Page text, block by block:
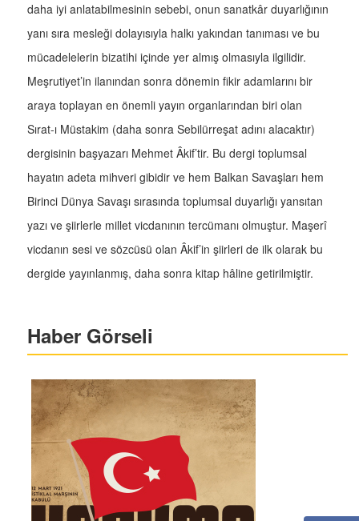
daha iyi anlatabilmesinin sebebi, onun sanatkâr duyarlığının
yanı sıra mesleği dolayısıyla halkı yakından tanıması ve bu
mücadelelerin bizatihi içinde yer almış olmasıyla ilgilidir.
Meşrutiyet’in ilanından sonra dönemin fikir adamlarını bir
araya toplayan en önemli yayın organlarından biri olan
Sırat-ı Müstakim (daha sonra Sebilürreşat adını alacaktır)
dergisinin başyazarı Mehmet Âkif’tir. Bu dergi toplumsal
hayatın adeta mihveri gibidir ve hem Balkan Savaşları hem
Birinci Dünya Savaşı sırasında toplumsal duyarlığı yansıtan
yazı ve şiirlerle millet vicdanının tercümanı olmuştur. Maşerî
vicdanın sesi ve sözcüsü olan Âkif’in şiirleri de ilk olarak bu
dergide yayınlanmış, daha sonra kitap hâline getirilmiştir.
Haber Görseli